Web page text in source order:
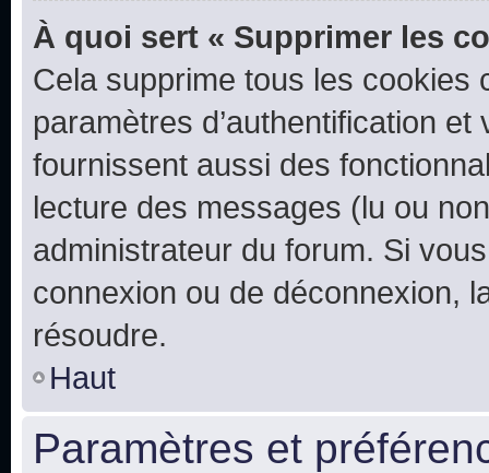
À quoi sert « Supprimer les
Cela supprime tous les cookies
paramètres d’authentification
fournissent aussi des
lecture des messages (lu ou
administrateur du forum. Si
connexion ou de déconnexion,
résoudre.
Haut
Paramètres et